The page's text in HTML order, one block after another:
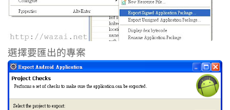
選擇要匯出的專案